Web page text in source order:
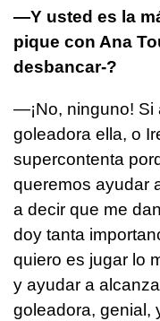
—Y usted es la
pique con Ana
desbancar-?
—¡No, ninguno! Si
goleadora ella, o
supercontenta
queremos ayudar
a decir que me
doy tanta
quiero es jugar lo
y ayudar a
goleadora, genial,